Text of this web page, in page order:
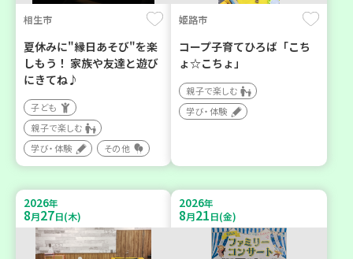
相生市
夏休みに"縁日あそび"を楽
しもう！ 家族や友達と遊び
にきてね♪
子ども
親子で楽しむ
学び・体験
その他
姫路市
コープ子育てひろば「こち
ょ☆こちょ」
親子で楽しむ
学び・体験
2026年
8月27日(木)
2026年
8月21日(金)